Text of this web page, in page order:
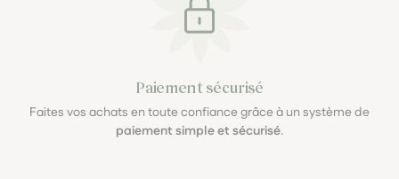
Paiement sécurisé
Faites vos achats en toute confiance grâce à un système de
paiement simple et sécurisé.